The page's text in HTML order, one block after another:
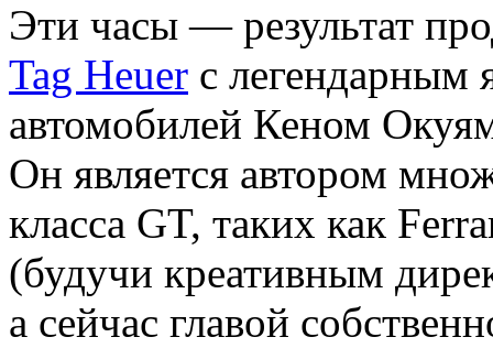
Эти часы — результат
Tag Heuer с легендарным
автомобилей Кеном
Он является автором
класса GT, таких как
(будучи креативным
а сейчас главой